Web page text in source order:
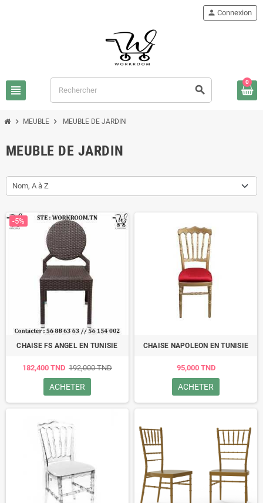
view_headline search
person Connexion
0
chevron_right MEUBLE chevron_right MEUBLE DE JARDIN
MEUBLE DE JARDIN
Nom, A à Z
-5%
CHAISE FS ANGEL EN TUNISIE
182,400 TND 192,000 TND
ACHETER
CHAISE NAPOLEON EN TUNISIE
95,000 TND
ACHETER